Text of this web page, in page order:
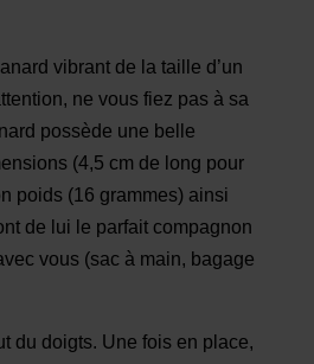
vibrant de la taille d’un
ne vous fiez pas à sa
possède une belle
(4,5 cm de long pour
poids (16 grammes) ainsi
de lui le parfait compagnon
vous (sac à main, bagage
du doigts. Une fois en place,